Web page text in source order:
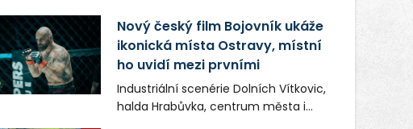
Nový český film Bojovník ukáže
ikonická místa Ostravy, místní
ho uvidí mezi prvními
Industriální scenérie Dolních Vítkovic,
halda Hrabůvka, centrum města i